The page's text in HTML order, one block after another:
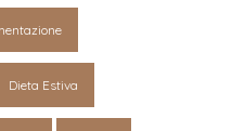
Dieta Estiva